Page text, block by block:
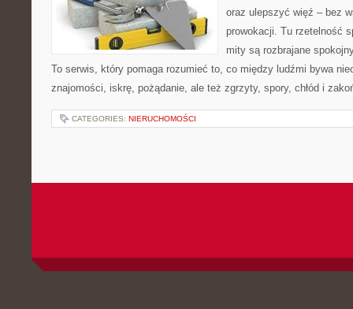
oraz ulepszyć więź – bez
prowokacji. Tu rzetelność
mity są rozbrajane
To serwis, który pomaga rozumieć to, co między ludźmi bywa
znajomości, iskrę, pożądanie, ale też zgrzyty, spory, chłód i
CATEGORIES: NIERUCHOMOŚCI